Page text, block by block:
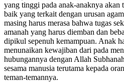
Orangtua harus menumbuhkan
yang tinggi pada anak-anaknya akan
baik yang terkait dengan urusan
masing harus merasa bahwa tugas
amanah yang harus diemban dan
dipikul sepenuh kemampuan. Anak
menunaikan kewajiban dari pada
hubungannya dengan Allah
sesama manusia terutama kepada